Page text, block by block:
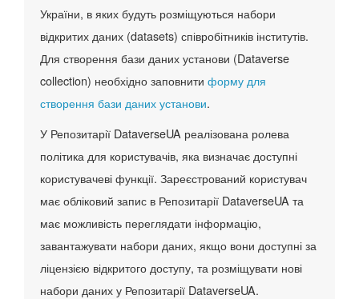
України, в яких будуть розміщуються набори
відкритих даних (datasets) співробітників інститутів.
Для створення бази даних установи (Dataverse
collection) необхідно заповнити форму для
створення бази даних установи.
У Репозитарії DataverseUA реалізована ролева
політика для користувачів, яка визначає доступні
користувачеві функції. Зареєстрований користувач
має обліковий запис в Репозитарії DataverseUA та
має можливість переглядати інформацію,
завантажувати набори даних, якщо вони доступні за
ліцензією відкритого доступу, та розміщувати нові
набори даних у Репозитарії DataverseUA.